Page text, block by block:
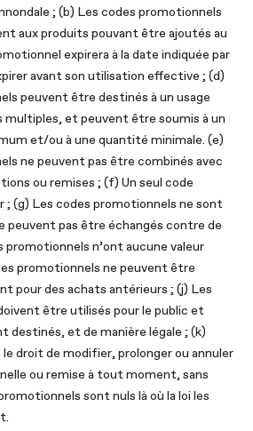
; (b) Les codes promotionnels
aux produits pouvant être ajoutés au
expirera à la date indiquée par
avant son utilisation effective ; (d)
peuvent être destinés à un usage
multiples, et peuvent être soumis à un
et/ou à une quantité minimale. (e)
ne peuvent pas être combinés avec
ou remises ; (f) Un seul code
; (g) Les codes promotionnels ne sont
peuvent pas être échangés contre de
promotionnels n’ont aucune valeur
promotionnels ne peuvent être
pour des achats antérieurs ; (j) Les
être utilisés pour le public et
destinés, et de manière légale ; (k)
le droit de modifier, prolonger ou annuler
ou remise à tout moment, sans
sont nuls là où la loi les